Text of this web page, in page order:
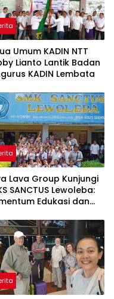
Umum KADIN NTT
Lianto Lantik Badan
KADIN Lembata
Lava Group Kunjungi
SANCTUS Lewoleba:
Edukasi dan